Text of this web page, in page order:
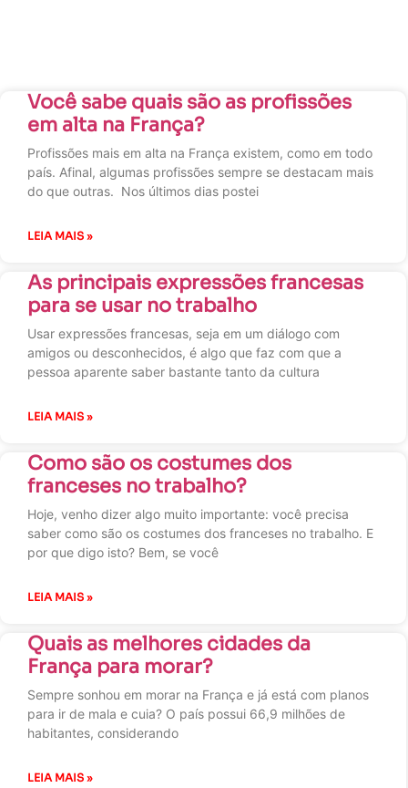
Você sabe quais são as profissões
em alta na França?
Profissões mais em alta na França existem, como em todo
país. Afinal, algumas profissões sempre se destacam mais
do que outras. Nos últimos dias postei
LEIA MAIS »
As principais expressões francesas
para se usar no trabalho
Usar expressões francesas, seja em um diálogo com
amigos ou desconhecidos, é algo que faz com que a
pessoa aparente saber bastante tanto da cultura
LEIA MAIS »
Como são os costumes dos
franceses no trabalho?
Hoje, venho dizer algo muito importante: você precisa
saber como são os costumes dos franceses no trabalho. E
por que digo isto? Bem, se você
LEIA MAIS »
Quais as melhores cidades da
França para morar?
Sempre sonhou em morar na França e já está com planos
para ir de mala e cuia? O país possui 66,9 milhões de
habitantes, considerando
LEIA MAIS »